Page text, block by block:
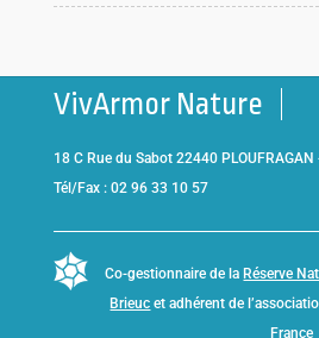
VivArmor Nature
18 C Rue du Sabot 22440 PLOUFRAGAN
Tél/Fax : 02 96 33 10 57
Co-gestionnaire de la Réserve
Brieuc et adhérent de
France